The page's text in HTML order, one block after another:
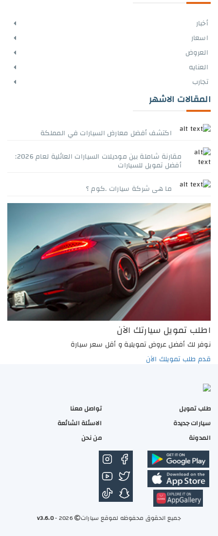
أخبار
اسعار
العروض
العنايه
تجارب
المقالات الاشهر
اكتشف أفضل معارض السيارات في المملكة
مقارنة شاملة بين موديلات السيارات العائلية لعام 2026:
أفضل تمويل للسيارات
ما هى شركة سيارات .كوم ؟
اطلب تمويل سيارتك الآن
نوفر لك أفضل عروض تمويلية و أقل سعر سيارة
قدم طلب تمويلك الآن
طلب تمويل
سيارات جديدة
المدونة
تواصل معنا
الاسئلة الشائعة
من نحن
جميع الحقوق محفوظه لموقع سيارات 2026 -
v3.6.0